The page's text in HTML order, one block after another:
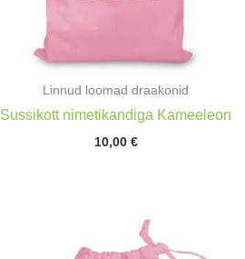
Linnud loomad draakonid
Sussikott nimetikandiga Kameeleon
10,00 €